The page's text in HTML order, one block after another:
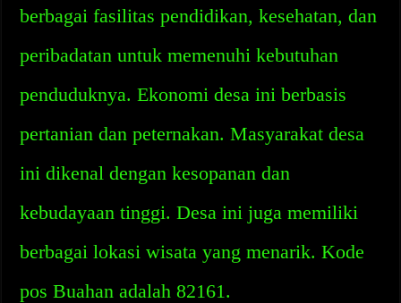
berbagai fasilitas pendidikan, kesehatan, dan
peribadatan untuk memenuhi kebutuhan
penduduknya. Ekonomi desa ini berbasis
pertanian dan peternakan. Masyarakat desa
ini dikenal dengan kesopanan dan
kebudayaan tinggi. Desa ini juga memiliki
berbagai lokasi wisata yang menarik. Kode
pos Buahan adalah 82161.